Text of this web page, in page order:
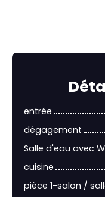
entrée
dégagement
Salle d'eau avec
cuisine
pièce 1-salon /